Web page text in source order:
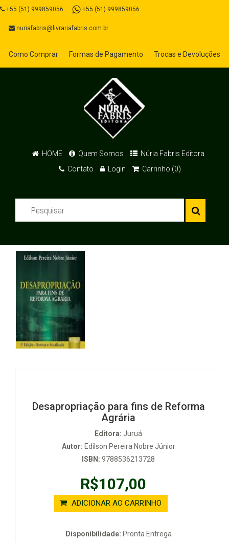
+55 (51) 999859056 +55 (51) 999859056
nuriafabris@livrariafabris.com.br
Como Comprar Formas de Pagamento Trocas e Devoluções
HOME Quem Somos
Núria Fabris Editora
Contato
Login Carrinho (0)
Desapropriação para fins de Reforma
Agrária
Editora: Juruá
Autor: Edilson Pereira Nobre Júnior
ISBN: 9788536213728
R$107,00
ADICIONAR AO CARRINHO
Disponibilidade: Pronta Entrega